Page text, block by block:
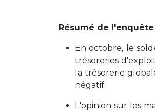
Résumé de l'enquête
En octobre, le
trésoreries
la trésorerie
négatif.
L'opinion sur les